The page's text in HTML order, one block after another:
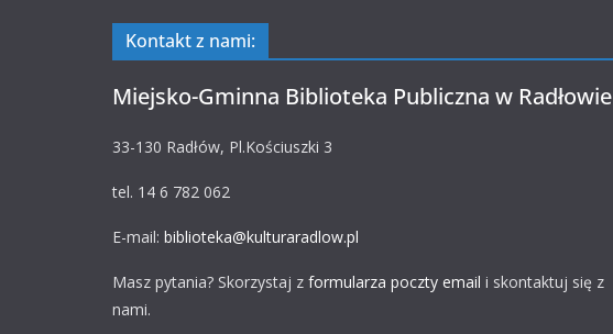
Kontakt z nami:
Miejsko-Gminna Biblioteka Publiczna w Radłowie
33-130 Radłów, Pl.Kościuszki 3
tel. 14 6 782 062
E-mail: biblioteka@kulturaradlow.pl
Masz pytania? Skorzystaj z formularza poczty email i skontaktuj się z
nami.